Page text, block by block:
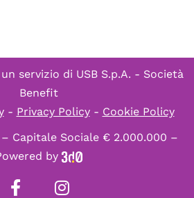
servizio di USB S.p.A. - Società
Benefit
- Privacy Policy- Cookie Policy
– Capitale Sociale € 2.000.000 –
by